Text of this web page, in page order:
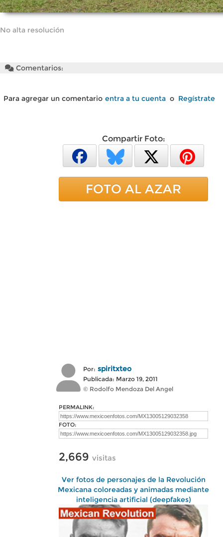
No alta resolución
Comentarios:
Para agregar un comentario entra a tu cuenta o Regístrate
Compartir Foto:
FOTO AL AZAR
Por: spiritxteo
Publicada: Marzo 19, 2011
© Rodolfo Mendoza Del Angel
PERMALINK:
FOTO:
2,669 visitas
Ver fotos de personajes de la Revolución
Mexicana coloreadas y animadas mediante
inteligencia artificial (deepfakes)